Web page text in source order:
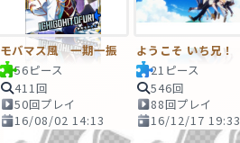
モバマス風 一期一振
56ピース
411回
50回プレイ
16/08/02 14:13
ようこそ いち兄！
21ピース
546回
88回プレイ
16/12/17 19:33